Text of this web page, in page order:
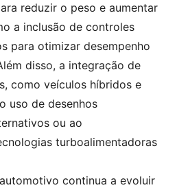
reduzir o peso e aumentar
a inclusão de controles
para otimizar desempenho
disso, a integração de
como veículos híbridos e
uso de desenhos
ou ao
turboalimentadoras
continua a evoluir